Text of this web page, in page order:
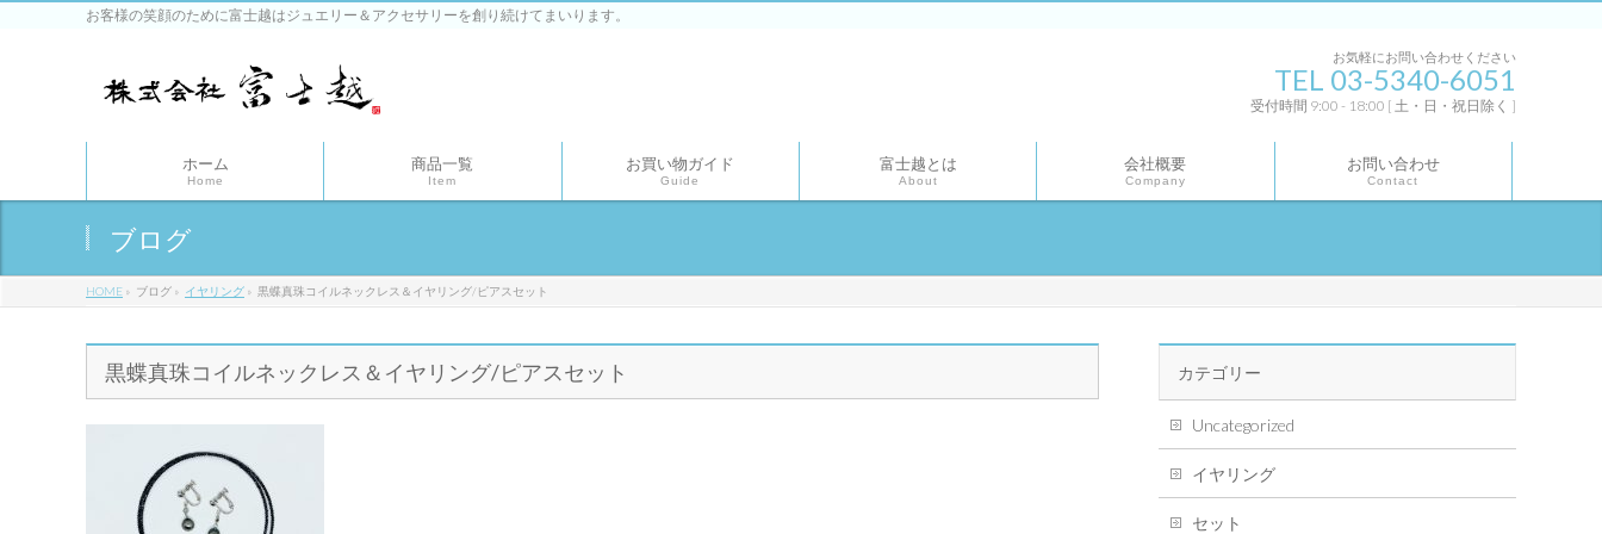
お客様の笑顔のために富士越はジュエリー＆アクセサリーを創り続けてまいります。
お気軽にお問い合わせください
TEL 03-5340-6051
受付時間 9:00 - 18:00 [ 土・日・祝日除く ]
ホーム
Home
商品一覧
Item
お買い物ガイド
Guide
富士越とは
About
会社概要
Company
お問い合わせ
Contact
ブログ
HOME » ブログ » イヤリング » 黒蝶真珠コイルネックレス＆イヤリング/ピアスセット
黒蝶真珠コイルネックレス＆イヤリング/ピアスセット カテゴリー
Uncategorized
イヤリング
セット